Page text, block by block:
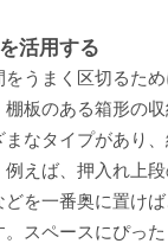
活用する
うまく区切るた
板のある箱形の
なタイプがあり
例えば、押入れ上
を一番奥に置け
スペースにぴっ